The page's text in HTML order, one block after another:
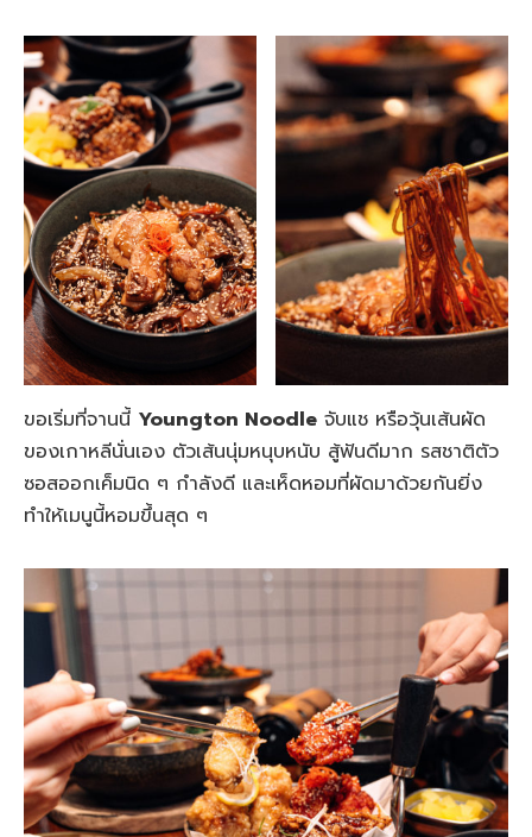
ขอเริ่มที่จานนี้ Youngton Noodle จับแช หรือวุ้นเส้นผัด
ของเกาหลีนั่นเอง ตัวเส้นนุ่มหนุบหนับ สู้ฟันดีมาก รสชาติตัว
ซอสออกเค็มนิด ๆ กำลังดี และเห็ดหอมที่ผัดมาด้วยกันยิ่ง
ทำให้เมนูนี้หอมขึ้นสุด ๆ